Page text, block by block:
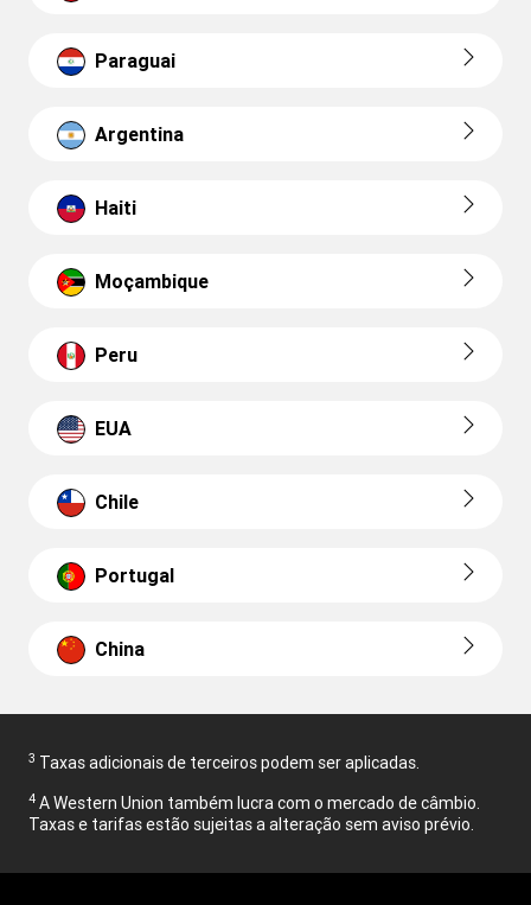
Paraguai
Argentina
Haiti
Moçambique
Peru
EUA
Chile
Portugal
China
3 Taxas adicionais de terceiros podem ser aplicadas.
4 A Western Union também lucra com o mercado de câmbio.
Taxas e tarifas estão sujeitas a alteração sem aviso prévio.